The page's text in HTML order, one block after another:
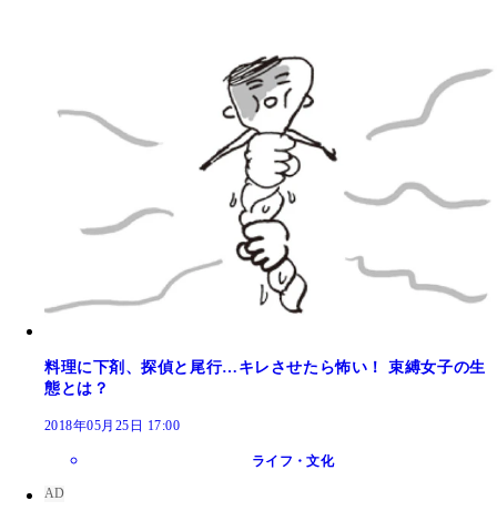
料理に下剤、探偵と尾行…キレさせたら怖い！ 束縛女子の生
態とは？
2018年05月25日 17:00
ライフ・文化